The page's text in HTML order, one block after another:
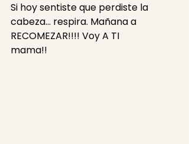
Si hoy sentiste que perdiste la
cabeza… respira. Mañana a
RECOMEZAR!!!! Voy A TI
mama!!